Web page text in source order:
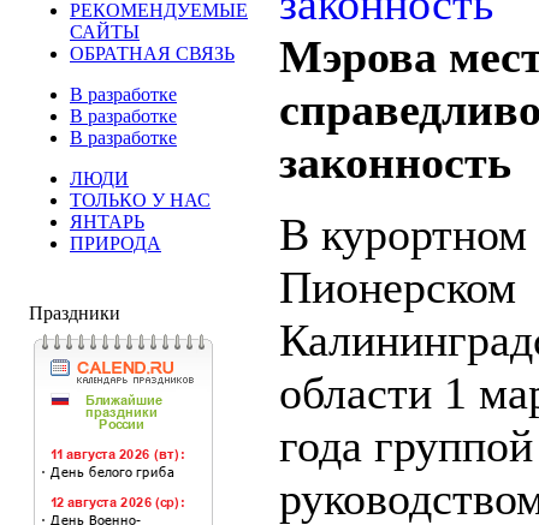
РЕКОМЕНДУЕМЫЕ
САЙТЫ
ОБРАТНАЯ СВЯЗЬ
В разработке
В разработке
В разработке
ЛЮДИ
ТОЛЬКО У НАС
ЯНТАРЬ
ПРИРОДА
Праздники
Мэрова
законность
В курортном
Пионерском
области 1
года